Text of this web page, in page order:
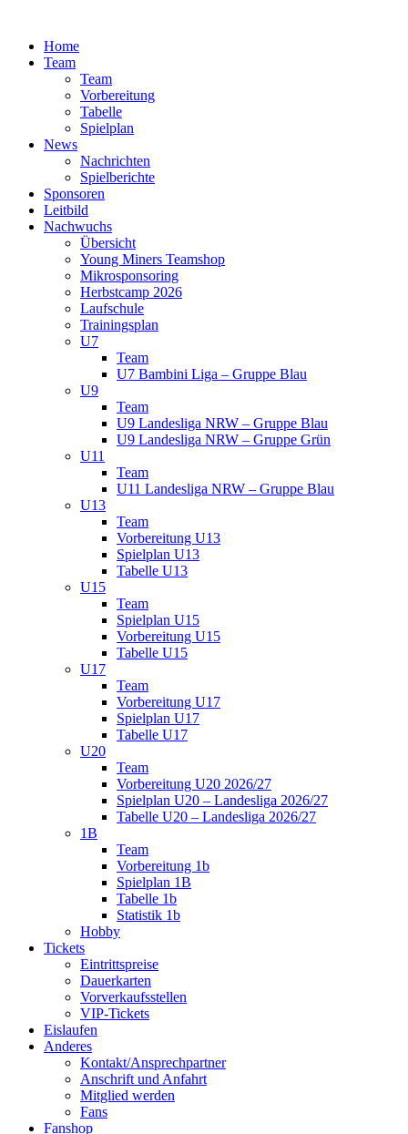
springenHome
Team
Team
Vorbereitung
Tabelle
Spielplan
News
Nachrichten
Spielberichte
Sponsoren
Leitbild
Nachwuchs
Übersicht
Young Miners Teamshop
Mikrosponsoring
Herbstcamp 2026
Laufschule
Trainingsplan
U7
Team
U7 Bambini Liga – Gruppe Blau
U9
Team
U9 Landesliga NRW – Gruppe Blau
U9 Landesliga NRW – Gruppe Grün
U11
Team
U11 Landesliga NRW – Gruppe Blau
U13
Team
Vorbereitung U13
Spielplan U13
Tabelle U13
U15
Team
Spielplan U15
Vorbereitung U15
Tabelle U15
U17
Team
Vorbereitung U17
Spielplan U17
Tabelle U17
U20
Team
Vorbereitung U20 2026/27
Spielplan U20 – Landesliga 2026/27
Tabelle U20 – Landesliga 2026/27
1B
Team
Vorbereitung 1b
Spielplan 1B
Tabelle 1b
Statistik 1b
Hobby
Tickets
Eintrittspreise
Dauerkarten
Vorverkaufsstellen
VIP-Tickets
Eislaufen
Anderes
Kontakt/Ansprechpartner
Anschrift und Anfahrt
Mitglied werden
Fans
Fanshop